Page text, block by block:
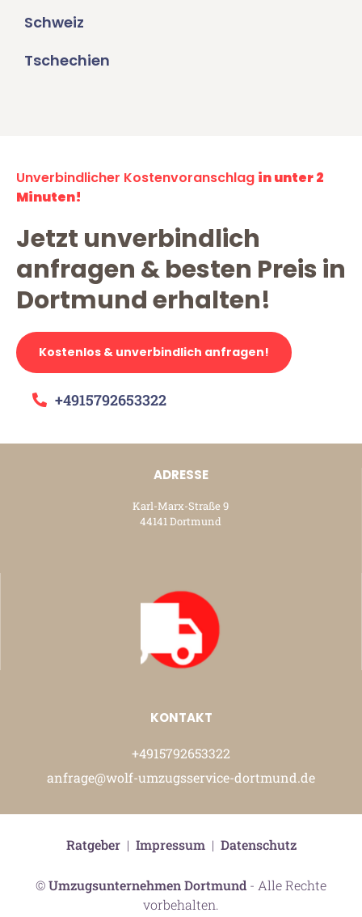
Schweiz
Tschechien
Unverbindlicher Kostenvoranschlag in unter 2
Minuten!
Jetzt unverbindlich
anfragen & besten Preis in
Dortmund erhalten!
Kostenlos & unverbindlich anfragen!
+4915792653322
ADRESSE
Karl-Marx-Straße 9
44141 Dortmund
KONTAKT
+4915792653322
anfrage@wolf-umzugsservice-dortmund.de
©Umzugsunternehmen Dortmund- Alle Rechte
vorbehalten.
Ratgeber| Impressum| Datenschutz